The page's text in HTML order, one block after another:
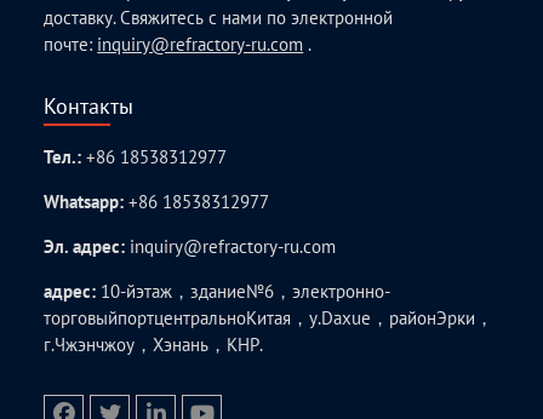
доставку. Свяжитесь с нами по электронной
почте: inquiry@refractory-ru.com .
Контакты
Тел.:+86 18538312977
Whatsapp:+86 18538312977
Эл. адрес: inquiry@refractory-ru.com
адрес: 10-йэтаж，здание№6，электронно-
торговыйпортцентральноКитая，у.Daxue，районЭрки，
г.Чжэнчжоу，Хэнань，КНР.